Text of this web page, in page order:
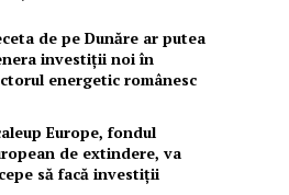
de pe Dunăre ar putea
investiții noi în
energetic românesc
Europe, fondul
de extindere, va
să facă investiții